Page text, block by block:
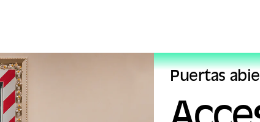
Puertas